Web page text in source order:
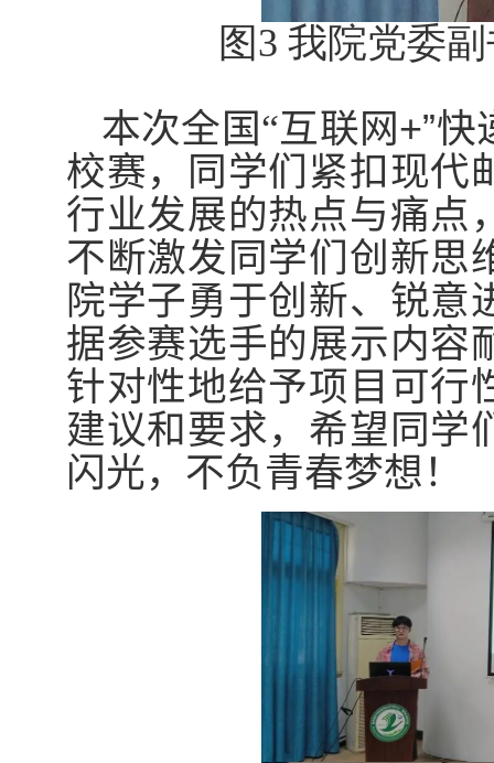
图3我院党委
本次全国“互联网+”快
校赛，同学们紧扣现代
行业发展的热点与痛点
不断激发同学们创新思
院学子勇于创新、锐意
据参赛选手的展示内容
针对性地给予项目可行
建议和要求，希望同学
闪光，不负青春梦想！